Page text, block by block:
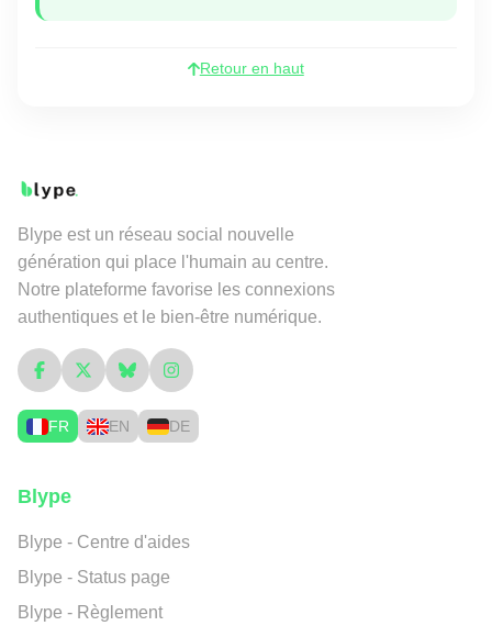
Retour en haut
Blype est un réseau social nouvelle
génération qui place l'humain au centre.
Notre plateforme favorise les connexions
authentiques et le bien-être numérique.
FR EN DE
Blype
Blype - Centre d'aides
Blype - Status page
Blype - Règlement